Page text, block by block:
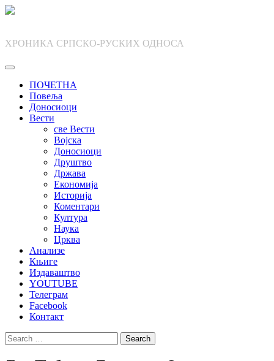
Skip
ХРОНИКА СРПСКО-РУСКИХ ОДНОСА
ПОЧЕТНА
Повеља
Доносиоци
Вести
све Вести
Војска
Доносиоци
Друштво
Држава
Економија
Историја
Коментари
Култура
Наука
Црква
Анализе
Књиге
Издаваштво
YOUTUBE
Телеграм
Facebook
Контакт
Search
for: